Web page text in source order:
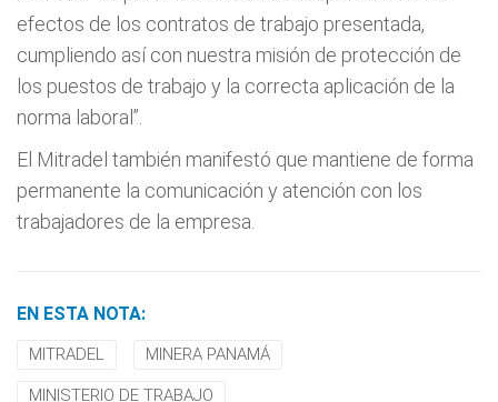
efectos de los contratos de trabajo presentada,
cumpliendo así con nuestra misión de protección de
los puestos de trabajo y la correcta aplicación de la
norma laboral”.
El Mitradel también manifestó que mantiene de forma
permanente la comunicación y atención con los
trabajadores de la empresa.
EN ESTA NOTA:
MITRADEL MINERA PANAMÁ
MINISTERIO DE TRABAJO